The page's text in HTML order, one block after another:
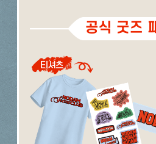
공식 굿즈